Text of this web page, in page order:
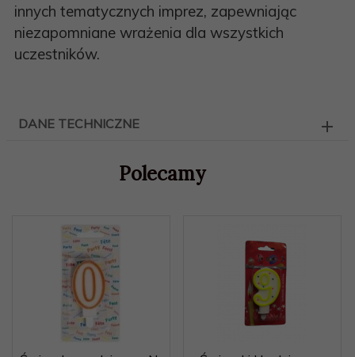
innych tematycznych imprez, zapewniając
niezapomniane wrażenia dla wszystkich
uczestników.
DANE TECHNICZNE
Polecamy